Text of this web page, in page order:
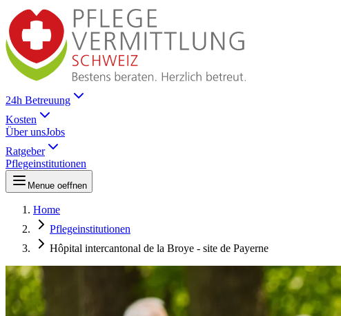
24h Betreuung
Kosten
Über unsJobs
Ratgeber
Pflegeinstitutionen
Menue oeffnen
Home
Pflegeinstitutionen
Hôpital intercantonal de la Broye - site de Payerne